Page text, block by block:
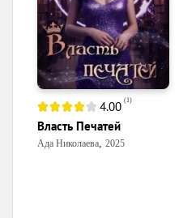
4.00 (1)
Власть Печатей
Ада Николаева, 2025